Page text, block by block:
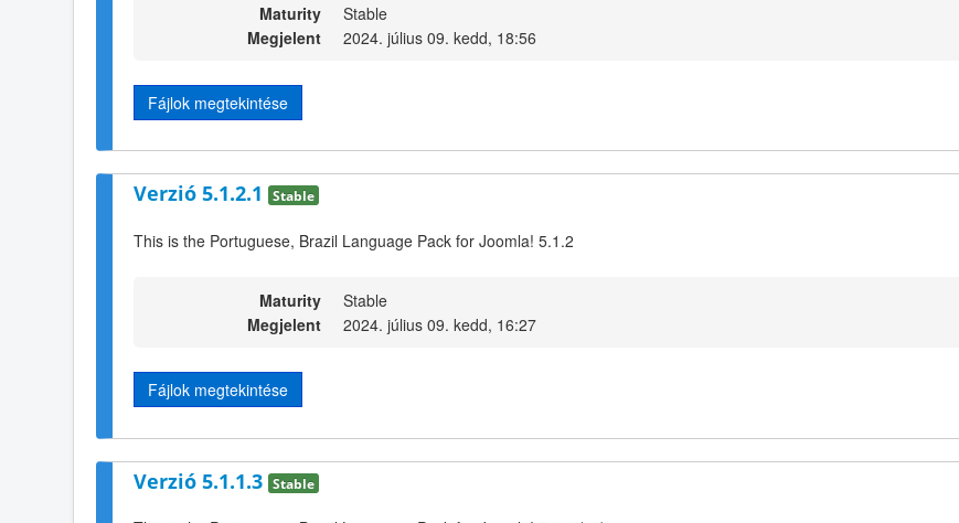
Maturity
Stable
Megjelent
2024. július 09. kedd, 18:56
Fájlok megtekintése
Verzió 5.1.2.1 Stable
This is the Portuguese, Brazil Language Pack for Joomla! 5.1.2
Maturity
Stable
Megjelent
2024. július 09. kedd, 16:27
Fájlok megtekintése
Verzió 5.1.1.3 Stable